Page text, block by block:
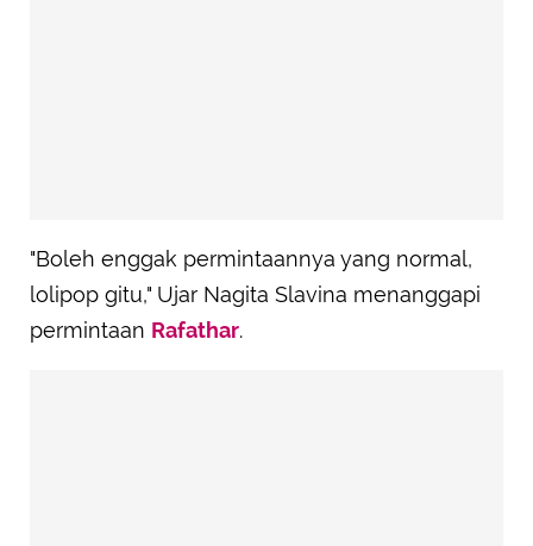
"Boleh enggak permintaannya yang normal,
lolipop gitu," Ujar Nagita Slavina menanggapi
permintaan Rafathar.